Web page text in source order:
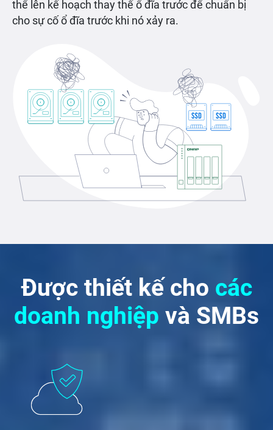
thể lên kế hoạch thay thế ổ đĩa trước để chuẩn bị
cho sự cố ổ đĩa trước khi nó xảy ra.
Được thiết kế cho các
doanh nghiệp và SMBs